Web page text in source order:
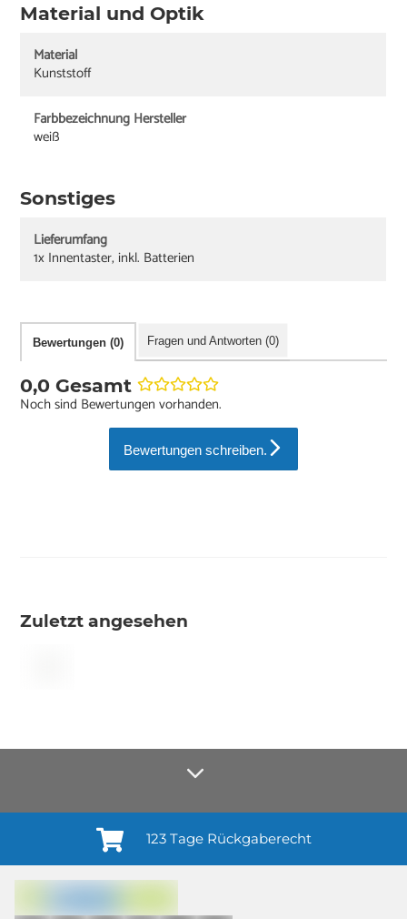
Material und Optik
Material
Kunststoff
Farbbezeichnung Hersteller
weiß
Sonstiges
Lieferumfang
1x Innentaster, inkl. Batterien
Bewertungen (0) Fragen und Antworten (0)
0,0 Gesamt
Noch sind Bewertungen vorhanden.
Bewertungen schreiben.
Zuletzt angesehen
Anmelden¹
casando (Holz-Richter GmbH) sowie zur Interessen-Analyse durch
123 Tage Rückgaberecht